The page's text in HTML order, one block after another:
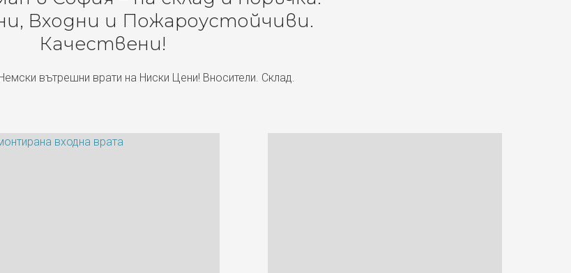
Входни и Пожароустойчиви.
Качествени!
вътрешни врати на Ниски Цени! Вносители. Склад.